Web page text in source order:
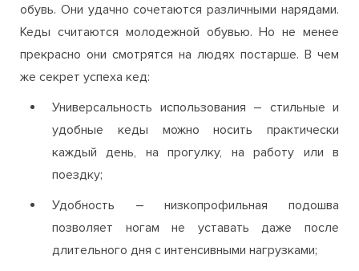
обувь. Они удачно сочетаются различными нарядами.
Кеды считаются молодежной обувью. Но не менее
прекрасно они смотрятся на людях постарше. В чем
же секрет успеха кед:
Универсальность использования – стильные и
удобные кеды можно носить практически
каждый день, на прогулку, на работу или в
поездку;
Удобность – низкопрофильная подошва
позволяет ногам не уставать даже после
длительного дня с интенсивными нагрузками;